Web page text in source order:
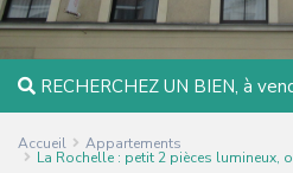
RECHERCHEZ UN BIEN, à
Accueil Appartements
La Rochelle : petit 2 pièces lumineux,